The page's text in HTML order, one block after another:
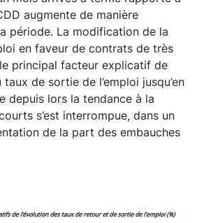
augmente de manière
période. La modification de la
en faveur de contrats de très
principal facteur explicatif de
taux de sortie de l’emploi jusqu’en
depuis lors la tendance à la
s’est interrompue, dans un
de la part des embauches